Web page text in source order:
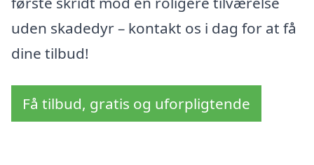
uden skadedyr – kontakt os i dag for at få
dine tilbud!
Få tilbud, gratis og uforpligtende